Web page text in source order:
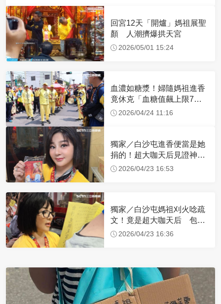
回宮12天「開爐」媽祖展聖
顏 人潮擠爆拱天宮
2026/05/01 15:24
血濃如糖漿！婦隨媽祖進香
竟休克「血糖值飆上限7
倍」 醫曝原因
2026/04/24 11:16
獨家／白沙屯進香便當是她
捐的！超大咖天后見證神
蹟 一靠近媽祖就爆哭
2026/04/23 16:53
獨家／白沙屯媽祖刈火唸疏
文！竟是超大咖天后 包尿
布忍尿5小時不喊累
2026/04/23 16:36